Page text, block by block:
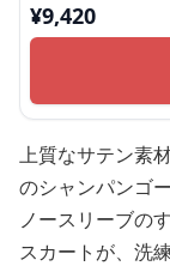
¥9,420
上質なサテン素
のシャンパンゴ
ノースリーブの
スカートが、洗